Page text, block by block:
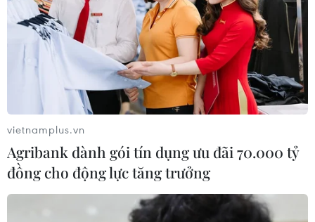
Theo dõi VietnamPlus
TIN LIÊN QUAN
vietnamplus.vn
Agribank dành gói tín dụng ưu đãi 70.000 tỷ
đồng cho động lực tăng trưởng